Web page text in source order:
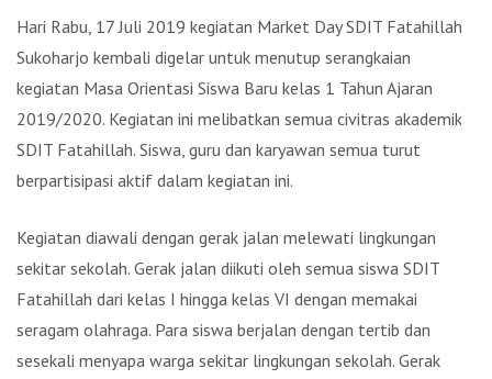
Hari Rabu, 17 Juli 2019 kegiatan Market Day SDIT Fatahillah
Sukoharjo kembali digelar untuk menutup serangkaian
kegiatan Masa Orientasi Siswa Baru kelas 1 Tahun Ajaran
2019/2020. Kegiatan ini melibatkan semua civitras akademika
SDIT Fatahillah. Siswa, guru dan karyawan semua turut
berpartisipasi aktif dalam kegiatan ini.
Kegiatan diawali dengan gerak jalan melewati lingkungan
sekitar sekolah. Gerak jalan diikuti oleh semua siswa SDIT
Fatahillah dari kelas I hingga kelas VI dengan memakai
seragam olahraga. Para siswa berjalan dengan tertib dan
sesekali menyapa warga sekitar lingkungan sekolah. Gerak